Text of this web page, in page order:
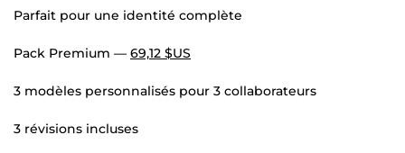
Parfait pour une identité complète
Pack Premium — 69,12 $US
3 modèles personnalisés pour 3 collaborateurs
3 révisions incluses